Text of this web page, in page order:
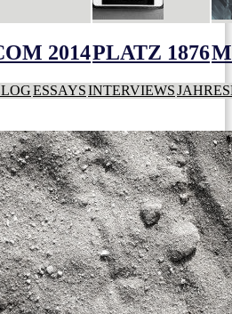
2014PLATZ 1876
ESSAYSINTERVIEWS